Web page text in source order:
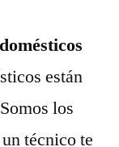
están
los
técnico te